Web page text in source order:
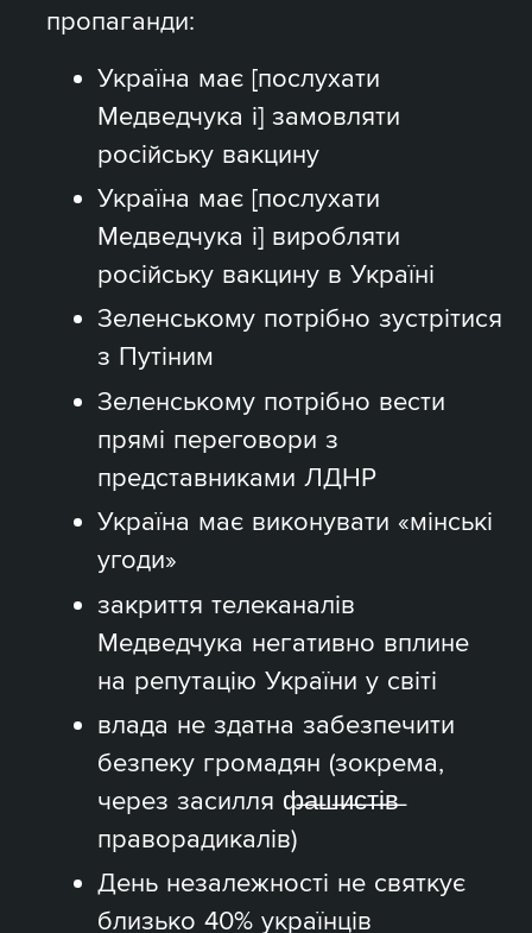
пропаганди:
Україна має [послухати
Медведчука і] замовляти
російську вакцину
Україна має [послухати
Медведчука і] виробляти
російську вакцину в Україні
Зеленському потрібно зустрітися
з Путіним
Зеленському потрібно вести
прямі переговори з
представниками ЛДНР
Україна має виконувати «мінські
угоди»
закриття телеканалів
Медведчука негативно вплине
на репутацію України у світі
влада не здатна забезпечити
безпеку громадян (зокрема,
через засилля ф̶а̶ш̶и̶с̶т̶і̶в̶
праворадикалів)
День незалежності не святкує
близько 40% українців